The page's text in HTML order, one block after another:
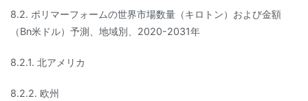
8.2. ポリマーフォームの世界市場数量（キロトン）および金額
（Bn米ドル）予測、地域別、2020-2031年
8.2.1. 北アメリカ
8.2.2. 欧州